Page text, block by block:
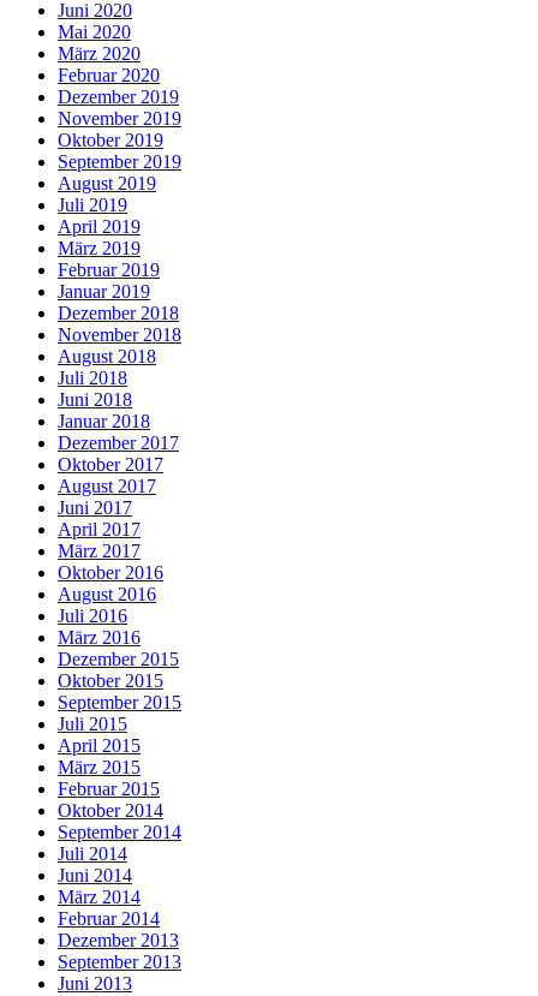
Juni 2020
Mai 2020
März 2020
Februar 2020
Dezember 2019
November 2019
Oktober 2019
September 2019
August 2019
Juli 2019
April 2019
März 2019
Februar 2019
Januar 2019
Dezember 2018
November 2018
August 2018
Juli 2018
Juni 2018
Januar 2018
Dezember 2017
Oktober 2017
August 2017
Juni 2017
April 2017
März 2017
Oktober 2016
August 2016
Juli 2016
März 2016
Dezember 2015
Oktober 2015
September 2015
Juli 2015
April 2015
März 2015
Februar 2015
Oktober 2014
September 2014
Juli 2014
Juni 2014
März 2014
Februar 2014
Dezember 2013
September 2013
Juni 2013